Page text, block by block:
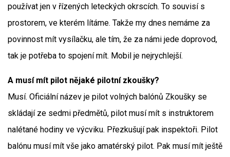
používat jen v řízených leteckých okrscích. To souvisí s
prostorem, ve kterém lítáme. Takže my dnes nemáme za
povinnost mít vysílačku, ale tím, že za námi jede doprovod,
tak je potřeba to spojení mít. Mobil je nejrychlejší.
A musí mít pilot nějaké pilotní zkoušky?
Musí. Oficiální název je pilot volných balónů Zkoušky se
skládají ze sedmi předmětů, pilot musí mít s instruktorem
nalétané hodiny ve výcviku. Přezkušují pak inspektoři. Pilot
balónu musí mít vše jako amatérský pilot. Pak musí mít ještě